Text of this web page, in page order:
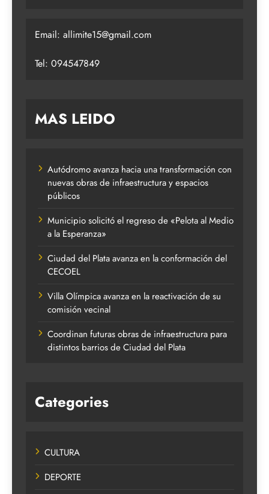
Email: allimite15@gmail.com
Tel: 094547849
MAS LEIDO
Autódromo avanza hacia una transformación con
nuevas obras de infraestructura y espacios
públicos
Municipio solicitó el regreso de «Pelota al Medio
a la Esperanza»
Ciudad del Plata avanza en la conformación del
CECOEL
Villa Olímpica avanza en la reactivación de su
comisión vecinal
Coordinan futuras obras de infraestructura para
distintos barrios de Ciudad del Plata
Categories
CULTURA
DEPORTE